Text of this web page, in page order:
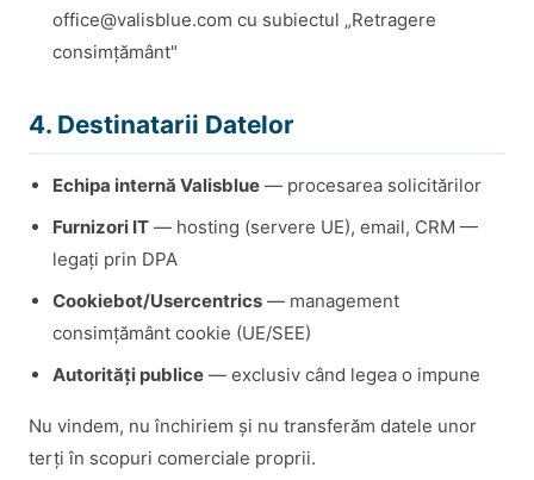
office@valisblue.com cu subiectul „Retragere
consimțământ"
4. Destinatarii Datelor
Echipa internă Valisblue — procesarea solicitărilor
Furnizori IT — hosting (servere UE), email, CRM —
legați prin DPA
Cookiebot/Usercentrics — management
consimțământ cookie (UE/SEE)
Autorități publice — exclusiv când legea o impune
Nu vindem, nu închiriem și nu transferăm datele unor
terți în scopuri comerciale proprii.